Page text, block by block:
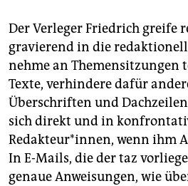
Der Verleger Friedrich greife
gravierend in die
nehme an Themensitzungen
Texte, verhindere dafür
Überschriften und Dachzeilen
sich direkt und in
Redakteur*innen, wenn ihm
In E-Mails, die der taz
genaue Anweisungen, wie